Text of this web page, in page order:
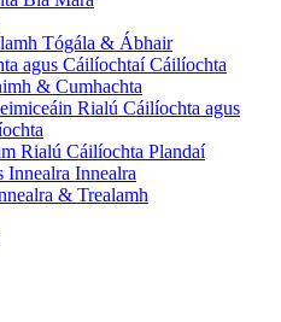
Tógála & Ábhair
agus Cáilíochtaí Cáilíochta
& Cumhachta
Rialú Cáilíochta agus
Rialú Cáilíochta Plandaí
Innealra Innealra
& Trealamh